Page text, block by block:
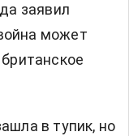
заявил
может
британское
в тупик, но